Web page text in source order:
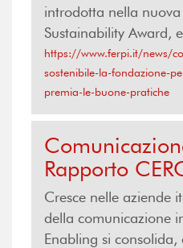
introdotta nella
Sustainability Award,
https://www.ferpi.it/news/
sostenibile-la-fondazione-
premia-le-buone-pratiche
Rapporto
Cresce nelle aziende
della comunicazione
Enabling si